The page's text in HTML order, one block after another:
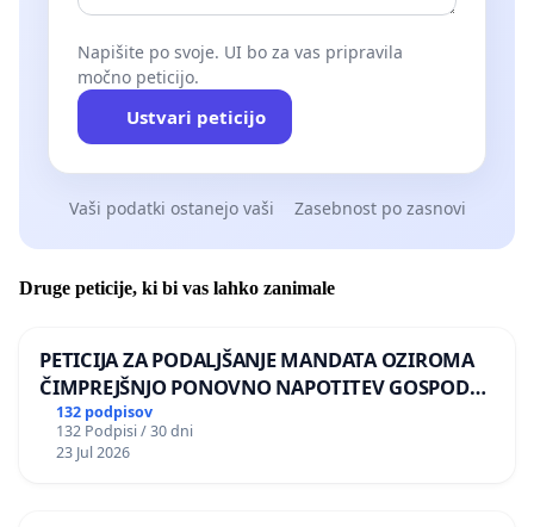
Napišite po svoje. UI bo za vas pripravila
močno peticijo.
Ustvari peticijo
Vaši podatki ostanejo vaši Zasebnost po zasnovi
Druge peticije, ki bi vas lahko zanimale
PETICIJA ZA PODALJŠANJE MANDATA OZIROMA
ČIMPREJŠNJO PONOVNO NAPOTITEV GOSPODA
BERNARDA ŠRAJNERJA NA VELEPOSLANIŠTVO
REPUBLIKE SLOVENIJE V MOSKVI
132 podpisov
132 Podpisi / 30 dni
23 Jul 2026